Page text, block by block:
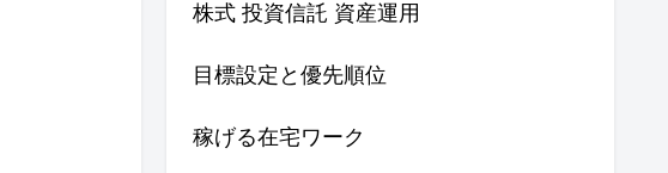
株式 投資信託 資産運用
目標設定と優先順位
稼げる在宅ワーク